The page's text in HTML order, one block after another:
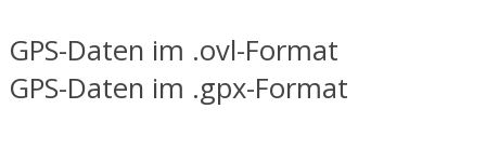
GPS-Daten im .ovl-Format
GPS-Daten im .gpx-Format